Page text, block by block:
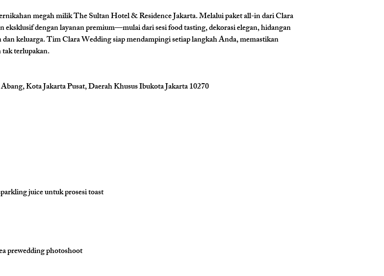
megah milik The Sultan Hotel & Residence Jakarta. Melalui paket all-in dari Clara
dengan layanan premium—mulai dari sesi food tasting, dekorasi elegan, hidangan
keluarga. Tim Clara Wedding siap mendampingi setiap langkah Anda, memastikan
terlupakan.
Kota Jakarta Pusat, Daerah Khusus Ibukota Jakarta 10270
juice untuk prosesi toast
prewedding photoshoot